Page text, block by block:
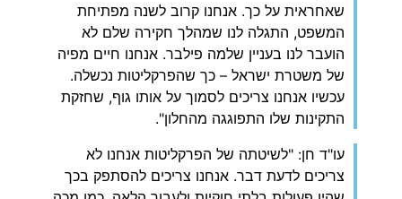
שאחראית על כך. אנחנו קרוב לשנה מפתיחת
המשפט, התגלה לנו שמהלך חקירה שלם לא
הועבר לנו בעניין שלמה פילבר. אנחנו חיים מפיה
של משטרת ישראל – כך שהפרקליטות נכשלה.
עכשיו אנחנו צריכים לסמוך על אותו גוף, שחזקת
התקינות שלו התפוגגה מהחלון".
עו"ד חן: "לשיטתה של הפרקליטות אנחנו לא
צריכים לדעת דבר. אנחנו צריכים להסתפק בכך